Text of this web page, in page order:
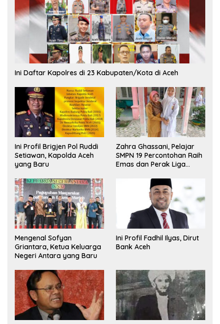
Ini Daftar Kapolres di 23 Kabupaten/Kota di Aceh
Ini Profil Brigjen Pol Ruddi
Setiawan, Kapolda Aceh
yang Baru
Zahra Ghassani, Pelajar
SMPN 19 Percontohan Raih
Emas dan Perak Liga
Mengenal Sofyan
Griantara, Ketua Keluarga
Negeri Antara yang Baru
Ini Profil Fadhil Ilyas, Dirut
Bank Aceh